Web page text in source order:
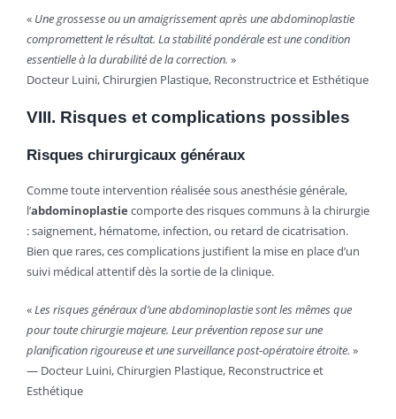
« Une grossesse ou un amaigrissement après une abdominoplastie
compromettent le résultat. La stabilité pondérale est une condition
essentielle à la durabilité de la correction. »
Docteur Luini, Chirurgien Plastique, Reconstructrice et Esthétique
VIII. Risques et complications possibles
Risques chirurgicaux généraux
Comme toute intervention réalisée sous anesthésie générale,
l’abdominoplastie comporte des risques communs à la chirurgie
: saignement, hématome, infection, ou retard de cicatrisation.
Bien que rares, ces complications justifient la mise en place d’un
suivi médical attentif dès la sortie de la clinique.
«Les risques généraux d’une abdominoplastie sont les mêmes que
pour toute chirurgie majeure. Leur prévention repose sur une
planification rigoureuse et une surveillance post-opératoire étroite. »
— Docteur Luini, Chirurgien Plastique, Reconstructrice et
Esthétique